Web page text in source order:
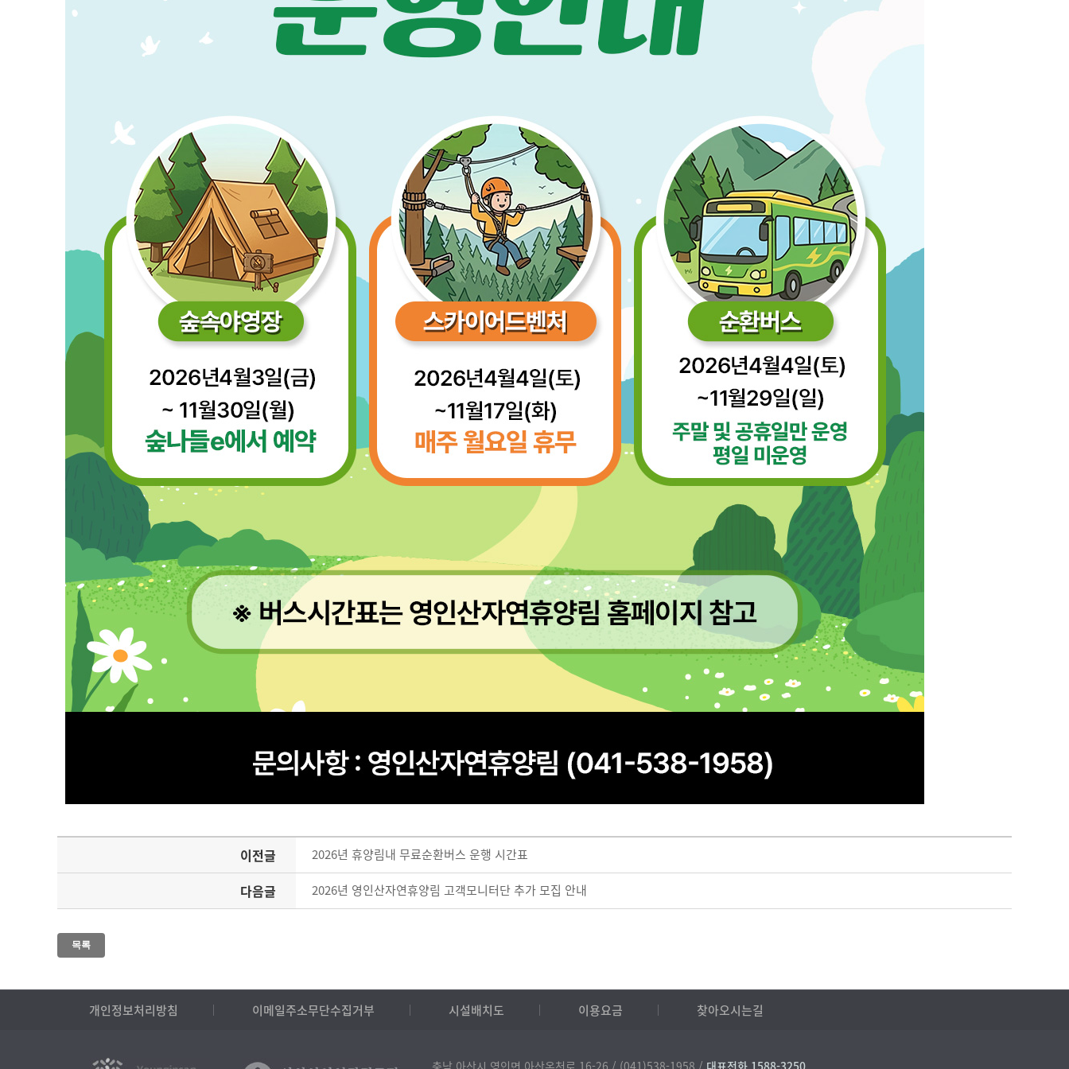
이전글 2026년 휴양림내 무료순환버스 운행 시간표
다음글 2026년 영인산자연휴양림 고객모니터단 추가 모집 안내
목록
개인정보처리방침 이메일주소무단수집거부 시설배치도 이용요금 찾아오시는길
충남 아산시 영인면 아산온천로 16-26 / (041)538-1958 / 대표전화 1588-3250